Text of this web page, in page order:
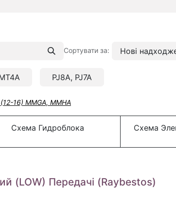
Сортувати за: Нові
PJ8A, PJ7A
16) MMGA, MMHA
Гидроблока Схема
(LOW) Передачі (Raybestos)